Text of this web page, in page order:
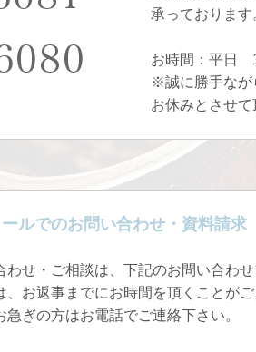
承っております
お時間：平
※誠に勝手なが
お休みとさせて
ールでのお問い合わせ・資料請求
せ・ご相談は、下記のお問い合わ
、お返事までにお時間を頂くことがご
急ぎの方はお電話でご連絡下さい。